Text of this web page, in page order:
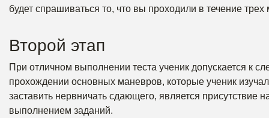
будет спрашиваться то, что вы проходили в течение
Второй этап
При отличном выполнении теста ученик допускается к
прохождении основных маневров, которые ученик
заставить нервничать сдающего, является
выполнением заданий.